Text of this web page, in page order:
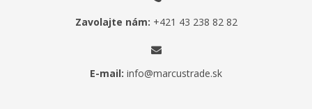
Zavolajte nám: +421 43 238 82 82
E-mail: info@marcustrade.sk